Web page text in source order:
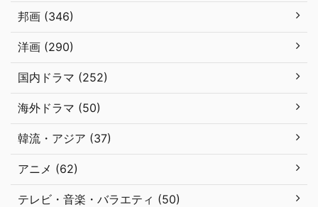
邦画 (346)
洋画 (290)
国内ドラマ (252)
海外ドラマ (50)
韓流・アジア (37)
アニメ (62)
テレビ・音楽・バラエティ (50)